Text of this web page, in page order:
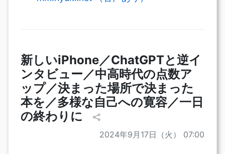
新しいiPhone／ChatGPTと逆イ
ンタビュー／中高時代の点数ア
ップ／決まった場所で決まった
本を／多様な自己への寛容／一日
の終わりに
2024年9月17日（火） 07:00